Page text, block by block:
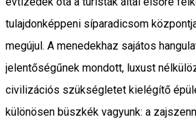
tulajdonképpeni síparadicsom
megújul. A menedekhaz sajátos
jelentőségűnek mondott, luxust
civilizációs szükségletet kielégítő
különösen büszkék vagyunk: a